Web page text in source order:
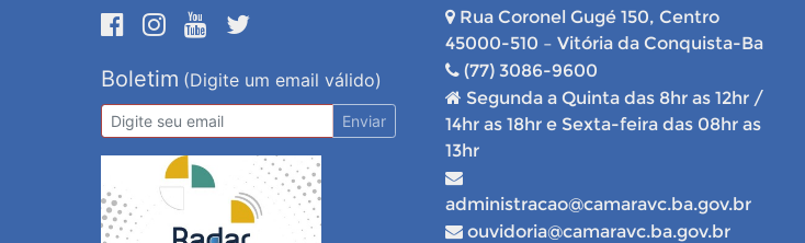
Boletim (Digite um email válido)
Enviar
Rua Coronel Gugé 150, Centro
45000-510 – Vitória da Conquista-Ba
(77) 3086-9600
Segunda a Quinta das 8hr as 12hr /
14hr as 18hr e Sexta-feira das 08hr as
13hr
administracao@camaravc.ba.gov.br
ouvidoria@camaravc.ba.gov.br